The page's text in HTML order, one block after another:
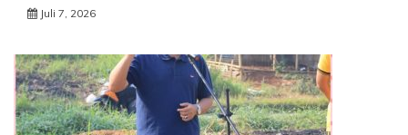
Juli 7, 2026